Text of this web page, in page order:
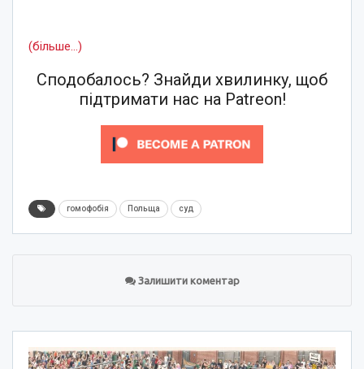
(більше…)
Сподобалось? Знайди хвилинку, щоб
підтримати нас на Patreon!
гомофобія Польща суд
Залишити коментар